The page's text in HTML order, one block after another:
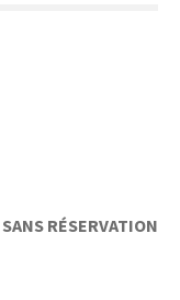
SANS RÉSERVATION